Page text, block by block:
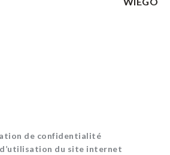
de confidentialité
du site internet